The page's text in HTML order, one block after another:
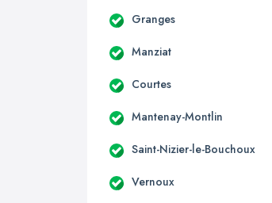
Granges
Manziat
Courtes
Mantenay-Montlin
Saint-Nizier-le-Bouchoux
Vernoux